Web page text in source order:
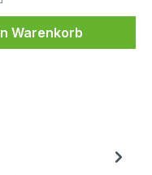
Warenkorb